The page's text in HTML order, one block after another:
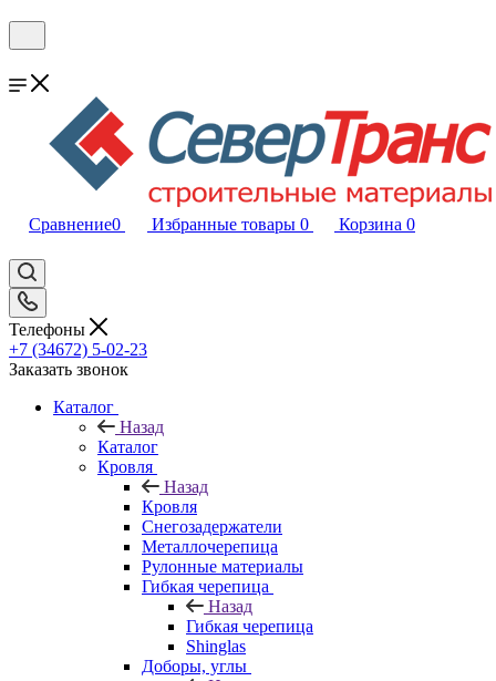
Сравнение0 Избранные товары 0 Корзина 0
Телефоны
+7 (34672) 5-02-23
Заказать звонок
Каталог
Назад
Каталог
Кровля
Назад
Кровля
Снегозадержатели
Металлочерепица
Рулонные материалы
Гибкая черепица
Назад
Гибкая черепица
Shinglas
Доборы, углы